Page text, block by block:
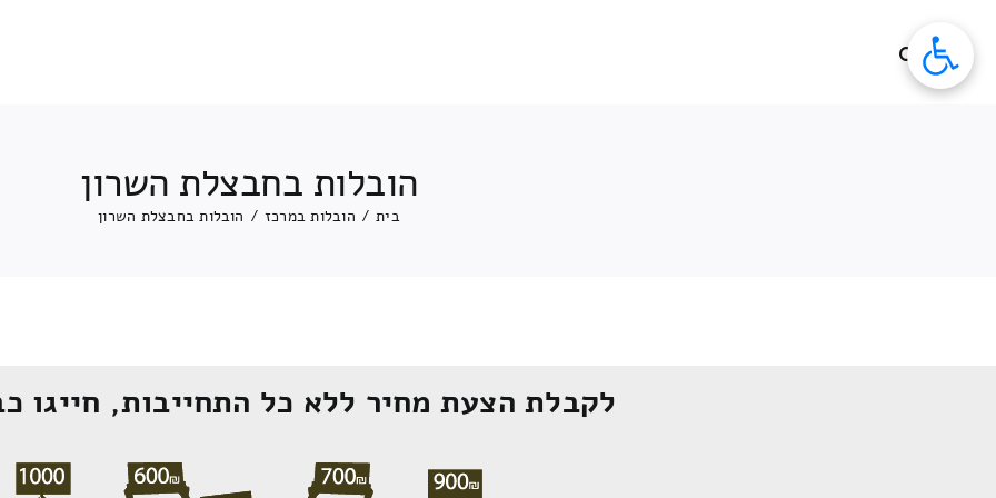
הובלות בחבצלת השרון
בית / הובלות במרכז / הובלות בחבצלת השרון
לקבלת הצעת מחיר ללא כל התחייבות, חייגו